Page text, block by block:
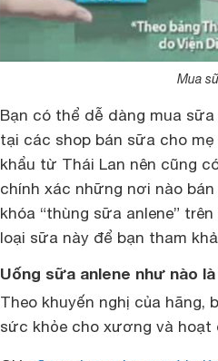
Mua
Bạn có thể dễ dàng mua
tại các shop bán sữa cho
khẩu từ Thái Lan nên cũng
chính xác những nơi nào
khóa “thùng sữa anlene”
loại sữa này để bạn tham
Uống sữa anlene như nào
Theo khuyến nghị của hãng,
sức khỏe cho xương và